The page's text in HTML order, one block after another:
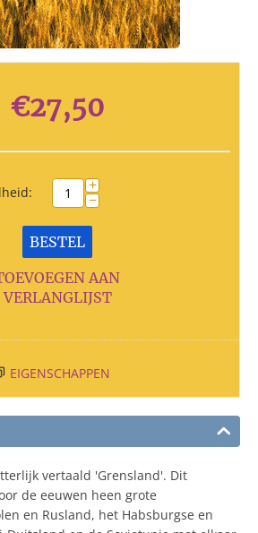
€27,50
+
−
BESTEL
AAN
VERLANGLIJST
EIGENSCHAPPEN
vertaald 'Grensland'. Dit
de eeuwen heen grote
en Rusland, het Habsburgse en